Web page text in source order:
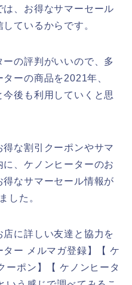
、お得なサマーセール
ているからです。
の評判がいいので、多
ーの商品を2021年、
後も利用していくと思
な割引クーポンやサマ
、ケノンヒーターのお
なサマーセール情報が
した。
に詳しい友達と協力を
ー メルマガ登録】【 ケ
ーポン】【 ケノンヒータ